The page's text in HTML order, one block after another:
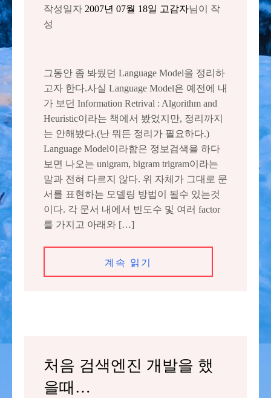
작성일자 2007년 07월 18일 고감자님이 작
성
그동안 좀 봐뒀던 Language Model을 정리하
고자 한다.사실 Language Model은 예전에 내
가 보던 Information Retrival : Algorithm and
Heuristic이라는 책에서 봤었지만, 정리까지
는 안해봤다.(난 뭐든 정리가 필요하다.)
Language Model이라함은 정보검색을 하다
보면 나오는 unigram, bigram trigram이라는
말과 전혀 다르지 않다. 위 자체가 그대로 문
서를 표현하는 모델링 방법이 될수 있는것
이다. 각 문서 내에서 빈도수 및 여러 factor
를 가지고 아래와 […]
계속 읽기
처음 검색엔진 개발을 했
을때…